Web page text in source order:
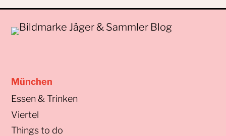
München
Essen & Trinken
Viertel
Things to do